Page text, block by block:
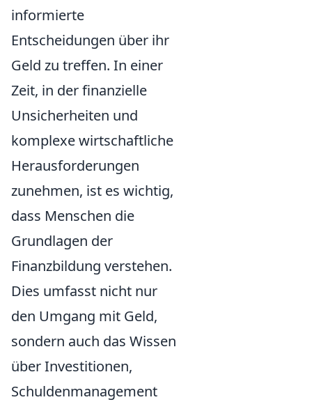
informierte
Entscheidungen über ihr
Geld zu treffen. In einer
Zeit, in der finanzielle
Unsicherheiten und
komplexe wirtschaftliche
Herausforderungen
zunehmen, ist es wichtig,
dass Menschen die
Grundlagen der
Finanzbildung verstehen.
Dies umfasst nicht nur
den Umgang mit Geld,
sondern auch das Wissen
über Investitionen,
Schuldenmanagement